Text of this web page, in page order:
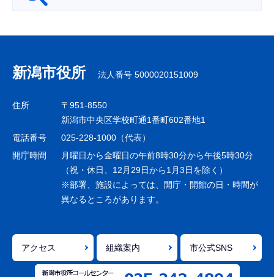
ナ
ビ
ゲ
シ
ョ
で
新潟市役所 法人番号 5000020151009
住所
〒951-8550
新潟市中央区学校町通1番町602番地1
電話番号
025-228-1000（代表）
開庁時間
月曜日から金曜日の午前8時30分から午後5時30分
（祝・休日、12月29日から1月3日を除く）
※部署、施設によっては、開庁・開館の日・時間が
異なるところがあります。
アクセス 組織案内 市公式SNS